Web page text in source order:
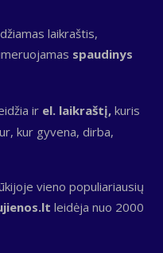
laikraštis,
spaudinys
ir el. laikraštį, kuris
kur gyvena, dirba,
vieno populiariausių
leidėja nuo 2000